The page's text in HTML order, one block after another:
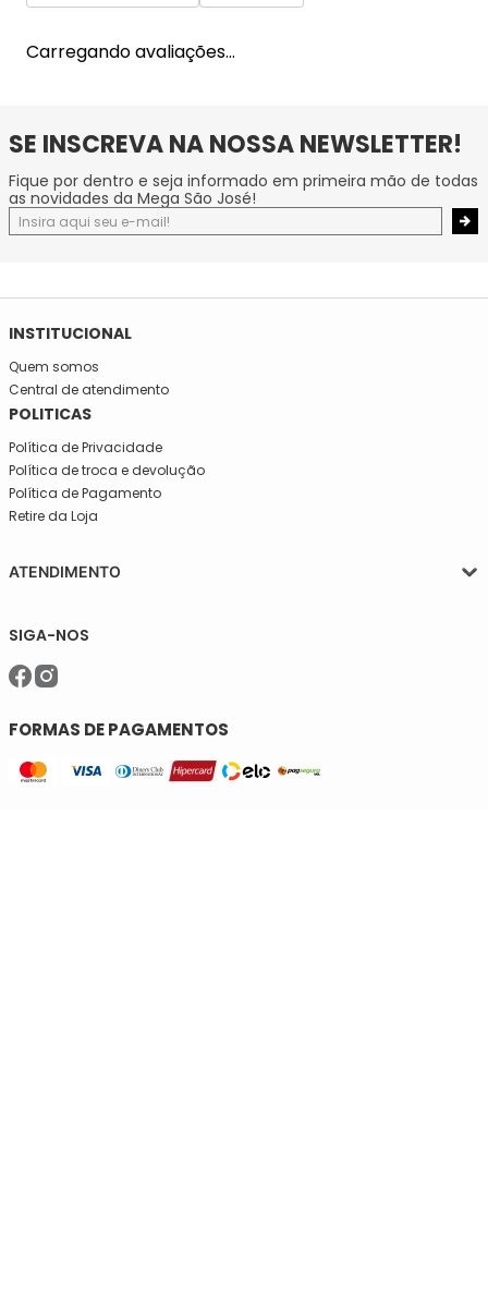
Carregando avaliações…
SE INSCREVA NA NOSSA NEWSLETTER!
Fique por dentro e seja informado em primeira mão de todas
as novidades da Mega São José!
INSTITUCIONAL
Quem somos
Central de atendimento
POLITICAS
Política de Privacidade
Política de troca e devolução
Política de Pagamento
Retire da Loja
ATENDIMENTO
Sexta, das 08:30 às 16h30.
Telefone: (11)5627-7800
WhatsApp: (11)94238-1925
sac@meiassaojose.com.br
SIGA-NOS
FORMAS DE PAGAMENTOS